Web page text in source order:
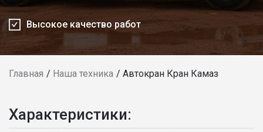
Высокое качество работ
Главная Наша техника Автокран Кран Камаз
Характеристики: